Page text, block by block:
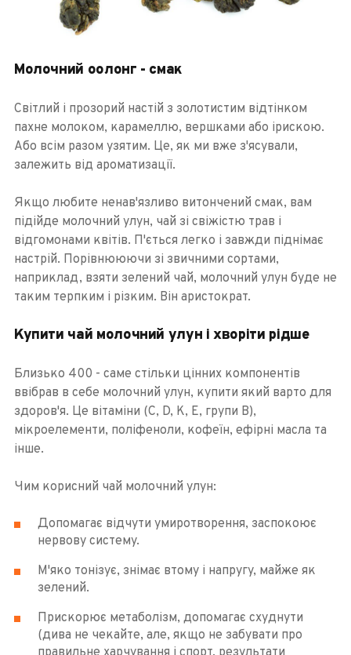
Молочний оолонг - смак
Світлий і прозорий настій з золотистим відтінком
пахне молоком, карамеллю, вершками або ірискою.
Або всім разом узятим. Це, як ми вже з'ясували,
залежить від ароматизації.
Якщо любите ненав'язливо витончений смак, вам
підійде молочний улун, чай зі свіжістю трав і
відгомонами квітів. П'ється легко і завжди піднімає
настрій. Порівнююючи зі звичними сортами,
наприклад, взяти зелений чай, молочний улун буде не
таким терпким і різким. Він аристократ.
Купити чай молочний улун і хворіти рідше
Близько 400 - саме стільки цінних компонентів
ввібрав в себе молочний улун, купити який варто для
здоров'я. Це вітаміни (C, D, K, E, групи B),
мікроелементи, поліфеноли, кофеїн, ефірні масла та
інше.
Чим корисний чай молочний улун:
Допомагає відчути умиротворення, заспокоює
нервову систему.
М'яко тонізує, знімає втому і напругу, майже як
зелений.
Прискорює метаболізм, допомагає схуднути
(дива не чекайте, але, якщо не забувати про